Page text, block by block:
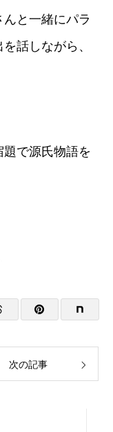
と一緒にパラ
話しながら、
で源氏物語を
次の記事